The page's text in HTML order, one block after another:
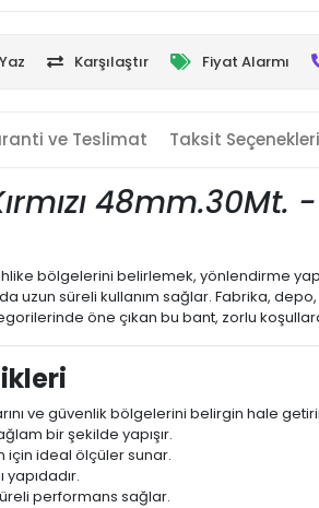
Karşılaştır Fiyat Alarmı
ve Teslimat Taksit Seçenekleri
48mm.30Mt.
bölgelerini belirlemek, yönlendirme
uzun süreli kullanım sağlar. Fabrika,
öne çıkan bu bant, zorlu
ve güvenlik bölgelerini belirgin hale
bir şekilde yapışır.
için ideal ölçüler sunar.
performans sağlar.